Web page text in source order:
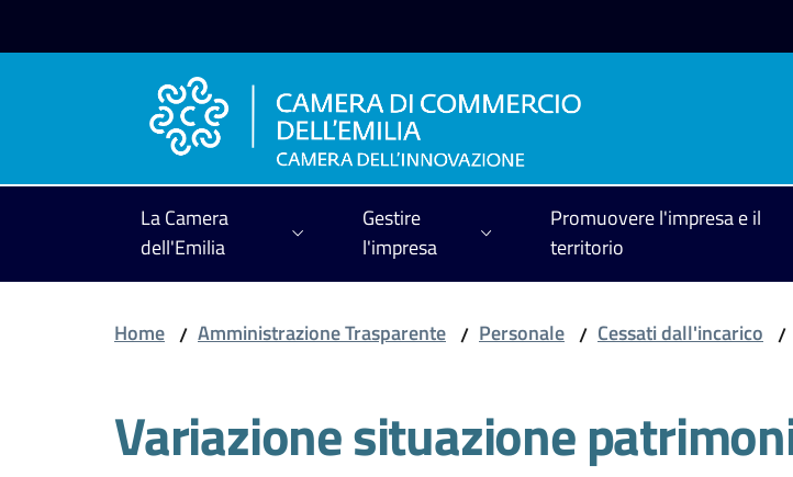
La Camera
dell'Emilia
Gestire
l'impresa
Promuovere l'impresa e il
territorio
Home / Amministrazione Trasparente / Personale / Cessati dall'incarico /
Variazione situazione